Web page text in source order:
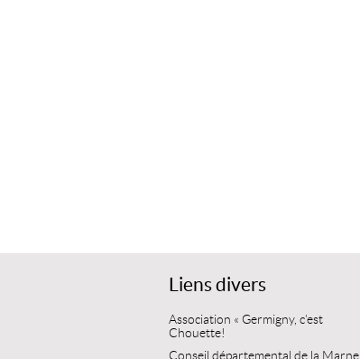
Liens divers
Association « Germigny, c’est
Chouette!
Conseil départemental de la Marne